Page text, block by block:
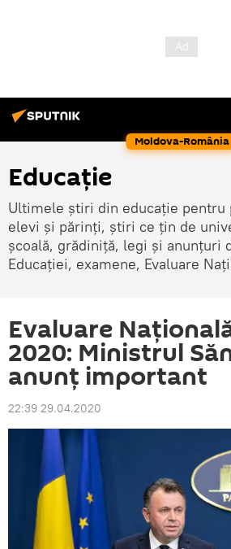
Moldova-România
Educație
Ultimele știri din educație pentru
elevi și părinți, știri ce țin de
școală, grădiniță, legi și anunțuri
Educației, examene, Evaluare
Evaluare
2020: Ministrul
anunț important
22:39 29.04.2020